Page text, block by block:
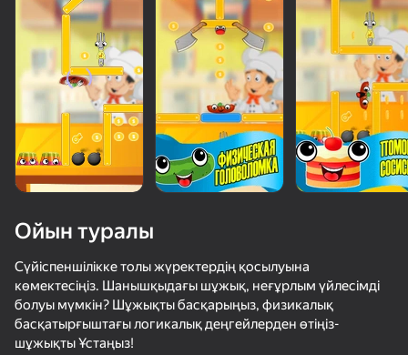
Ускользни от Лазера Cookie Clicker
53
36
Жүктеу
Ойын туралы
Сүйіспеншілікке толы жүректердің қосылуына
көмектесіңіз. Шанышқыдағы шұжық, неғұрлым үйлесімді
болуы мүмкін? Шұжықты басқарыңыз, физикалық
басқатырғыштағы логикалық деңгейлерден өтіңіз-
шұжықты Ұстаңыз!